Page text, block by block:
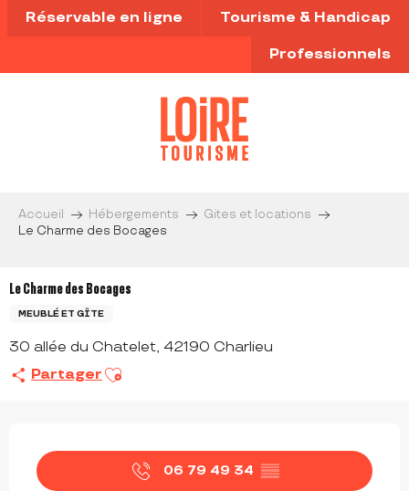
Aller
au
principal
Réservable en ligne Tourisme & Handicap
Professionnels
Accueil Hébergements
Gites et locations
Le Charme des Bocages
Le Charme des Bocages
MEUBLÉ ET GÎTE
30 allée du Chatelet, 42190 Charlieu
Partager Ajouter aux favoris
OUVERTURE ET COORDONNÉES
06 79 49 34 ▒▒